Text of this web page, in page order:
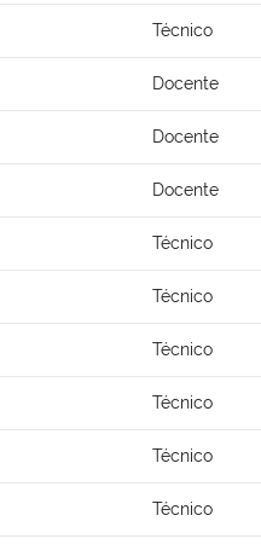
Técnico
Docente
Docente
Docente
Técnico
Técnico
Técnico
Técnico
Técnico
Técnico